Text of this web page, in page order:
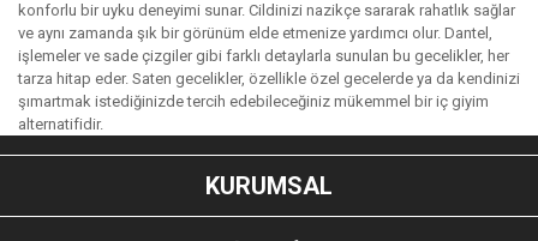
konforlu bir uyku deneyimi sunar. Cildinizi nazikçe sararak rahatlık sağlar
ve aynı zamanda şık bir görünüm elde etmenize yardımcı olur. Dantel,
işlemeler ve sade çizgiler gibi farklı detaylarla sunulan bu gecelikler, her
tarza hitap eder. Saten gecelikler, özellikle özel gecelerde ya da kendinizi
şımartmak istediğinizde tercih edebileceğiniz mükemmel bir iç giyim
alternatifidir.
KURUMSAL